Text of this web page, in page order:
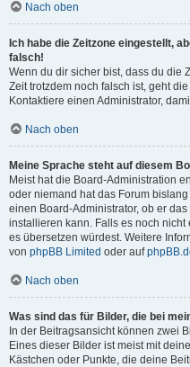
Nach oben
Ich habe die Zeitzone eingestellt,
falsch!
Wenn du dir sicher bist, dass du die
Zeit trotzdem noch falsch ist, geht
Kontaktiere einen Administrator,
Nach oben
Meine Sprache steht auf diesem
Meist hat die Board-Administration
oder niemand hat das Forum
einen Board-Administrator, ob er
installieren kann. Falls es noch
es übersetzen würdest. Weitere
von phpBB Limited oder auf
Nach oben
Was sind das für Bilder, die bei
In der Beitragsansicht können zwei
Eines dieser Bilder ist meist mit
Kästchen oder Punkte, die deine